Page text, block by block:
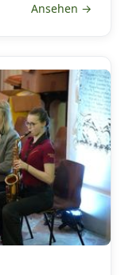
Ansehen →